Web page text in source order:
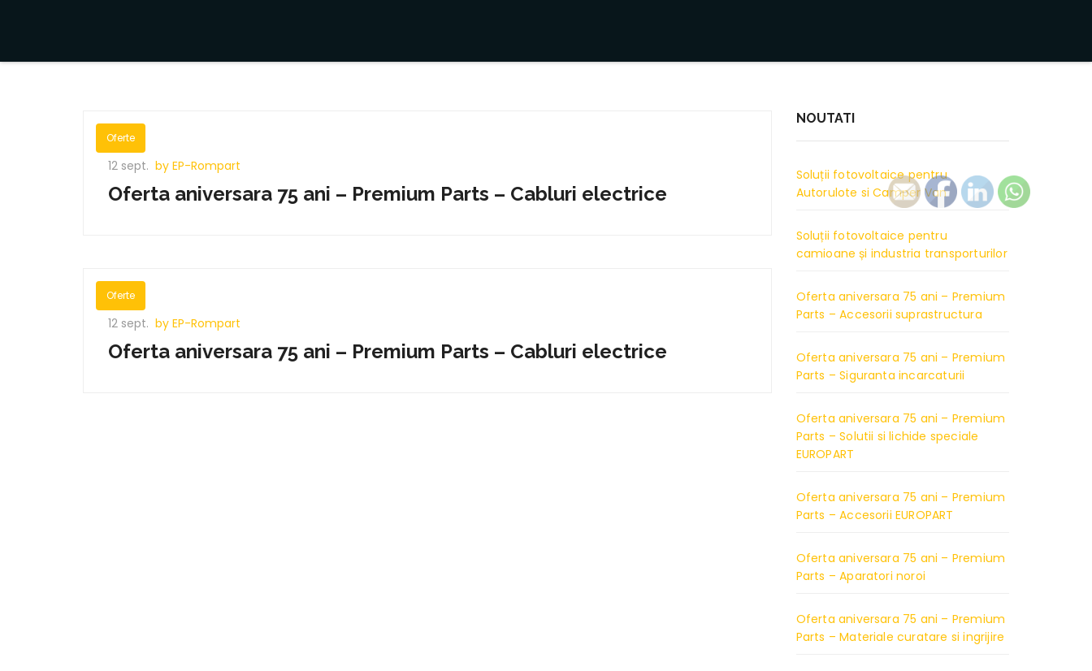
Oferte
12 sept. by EP-Rompart
Oferta aniversara 75 ani – Premium Parts – Cabluri electrice
Oferte
12 sept. by EP-Rompart
Oferta aniversara 75 ani – Premium Parts – Cabluri electrice
NOUTATI
Soluții fotovoltaice pentru
Autorulote si Camper Van
Soluții fotovoltaice pentru
camioane și industria transporturilor
Oferta aniversara 75 ani – Premium
Parts – Accesorii suprastructura
Oferta aniversara 75 ani – Premium
Parts – Siguranta incarcaturii
Oferta aniversara 75 ani – Premium
Parts – Solutii si lichide speciale
EUROPART
Oferta aniversara 75 ani – Premium
Parts – Accesorii EUROPART
Oferta aniversara 75 ani – Premium
Parts – Aparatori noroi
Oferta aniversara 75 ani – Premium
Parts – Materiale curatare si ingrijire